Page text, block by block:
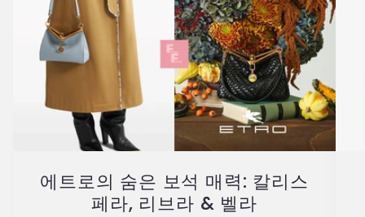
에트로의 숨은 보석 매력: 칼리스
페라, 리브라 & 벨라